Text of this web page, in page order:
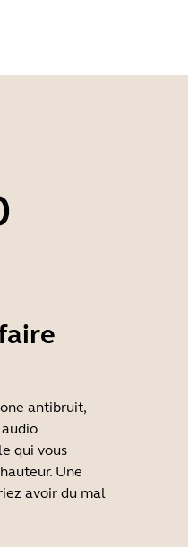
antibruit,
qui vous
Une
avoir du mal